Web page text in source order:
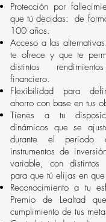
Protección por
que tú decidas: de
100 años.
Acceso a las
te ofrece y que te
distintos
financiero.
Flexibilidad para
ahorro con base en tus
Tienes a tu
dinámicos que se
durante el
instrumentos de
variable, con distintos
para que tú elijas en
Reconocimiento a tu
Premio de Lealtad
cumplimiento de tus